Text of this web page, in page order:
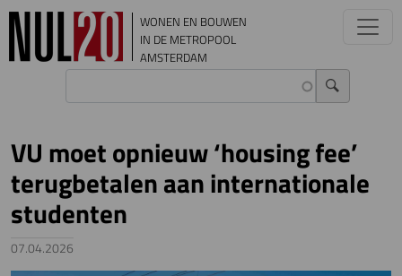
Overslaan en naar de inhoud gaan
WONEN EN BOUWEN
IN DE METROPOOL
AMSTERDAM
VU moet opnieuw ‘housing fee’
terugbetalen aan internationale
studenten
07.04.2026